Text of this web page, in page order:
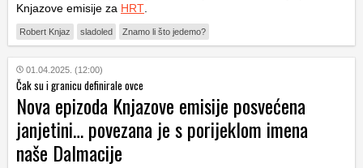
Knjazove emisije za HRT
Robert Knjaz sladoled Znamo li što jedemo?
01.04.2025. (12:00)
Čak su i granicu definirale ovce
Nova epizoda Knjazove emisije posvećena
janjetini… povezana je s porijeklom imena
naše Dalmacije